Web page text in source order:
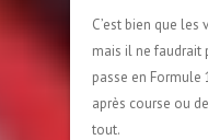
C’est bien que
mais il ne faudrait
passe en Formule
après course ou
tout.